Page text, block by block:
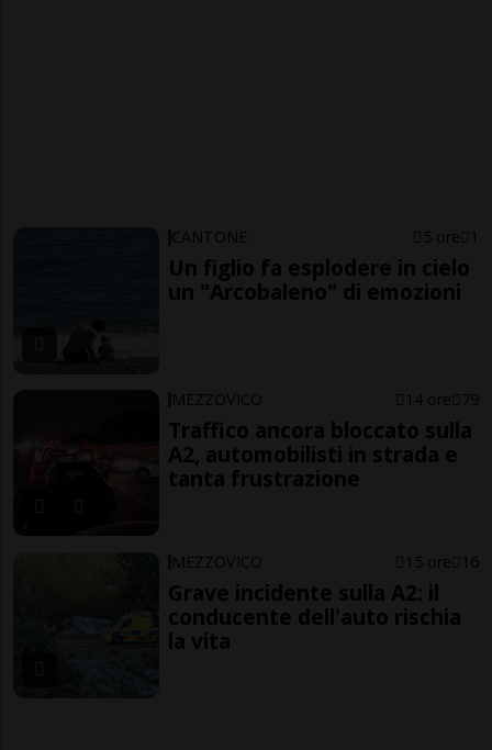
CANTONE 5 ore 1
Un figlio fa esplodere in cielo
un "Arcobaleno" di emozioni
MEZZOVICO 14 ore 79
Traffico ancora bloccato sulla
A2, automobilisti in strada e
tanta frustrazione
MEZZOVICO 15 ore 16
Grave incidente sulla A2: il
conducente dell'auto rischia
la vita